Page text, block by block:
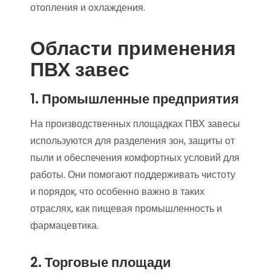
отопления и охлаждения.
Области применения
ПВХ завес
1. Промышленные предприятия
На производственных площадках ПВХ завесы
используются для разделения зон, защиты от
пыли и обеспечения комфортных условий для
работы. Они помогают поддерживать чистоту
и порядок, что особенно важно в таких
отраслях, как пищевая промышленность и
фармацевтика.
2. Торговые площади